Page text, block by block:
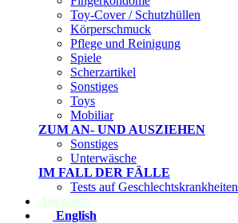
Toy-Cover / Schutzhüllen
Körperschmuck
Pflege und Reinigung
Spiele
Scherzartikel
Sonstiges
Toys
Mobiliar
ZUM AN- UND AUSZIEHEN
Sonstiges
Unterwäsche
IM FALL DER FÄLLE
Tests auf Geschlechtskrankheiten
Angebote
English